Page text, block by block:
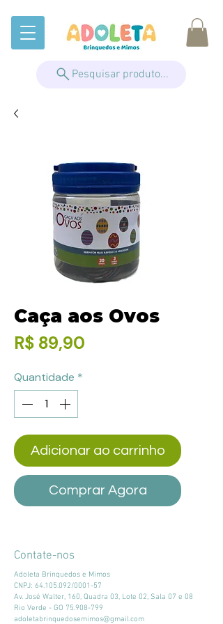
Pesquisar produto...
Caça aos Ovos
R$ 89,90
Quantidade *
Adicionar ao carrinho
Comprar Agora
Contate-nos
Adoleta Brinquedos e Mimos
CNPJ: 64.105.092/0001-57
Av. José Walter, 160, Quadra 03, Lote 02, Sala 07 e 08
Rio Verde - GO 75.908-799
adoletabrinquedosemimos@gmail.com